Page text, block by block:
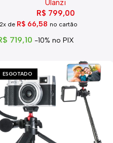
Ulanzi
R$ 799,00
de R$ 66,58 no cartão
719,10 -10% no PIX
ESGOTADO